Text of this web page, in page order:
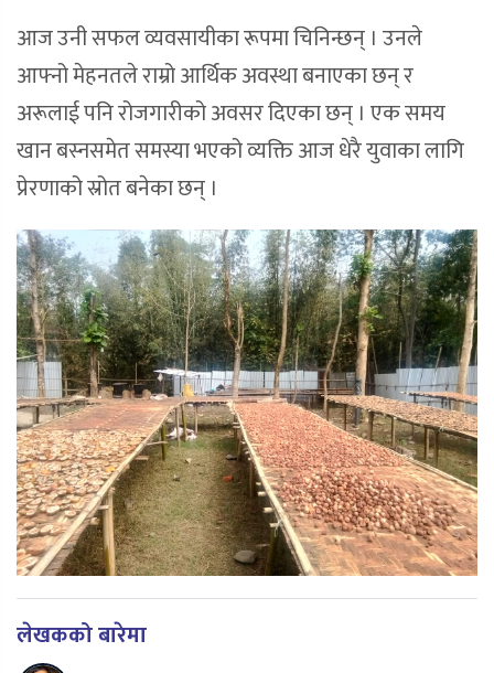
आज उनी सफल व्यवसायीका रूपमा चिनिन्छन् । उनले
आफ्नो मेहनतले राम्रो आर्थिक अवस्था बनाएका छन् र
अरूलाई पनि रोजगारीको अवसर दिएका छन् । एक समय
खान बस्नसमेत समस्या भएको व्यक्ति आज धेरै युवाका लागि
प्रेरणाको स्रोत बनेका छन् ।
लेखकको बारेमा